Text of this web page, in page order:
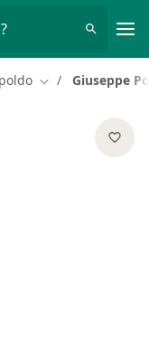
Mudar de cidade
Giuseppe